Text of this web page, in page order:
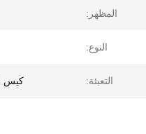
المظهر:
النوع:
التعبئة: كيس 25 كجم / كيس أو طن كيس